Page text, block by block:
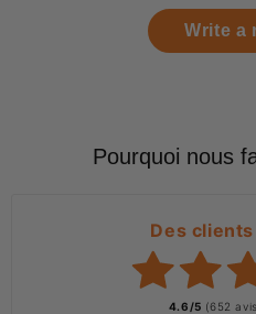
Write a
Pourquoi nous
Des
4.6/5 (652